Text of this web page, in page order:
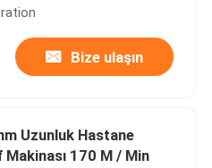
Bize ulaşın
Uzunluk Hastane
Makinası 170 M / Min